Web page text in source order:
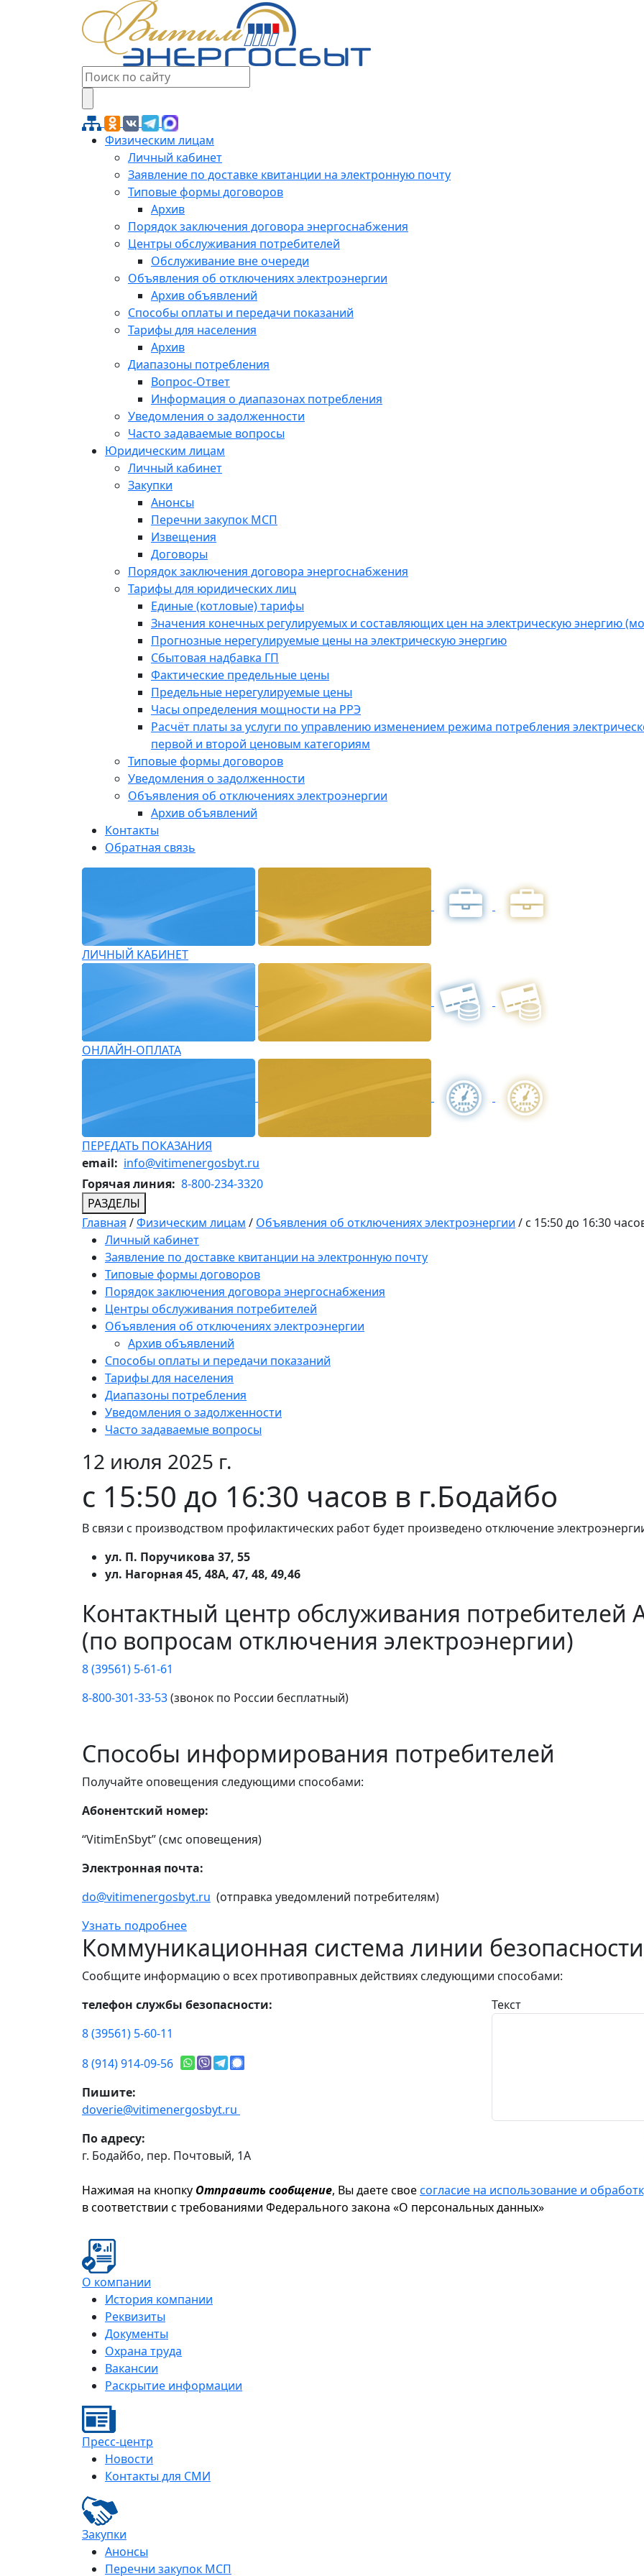
Физическим лицам
Личный кабинет
Заявление по доставке квитанции на электронную почту
Типовые формы договоров
Архив
Порядок заключения договора энергоснабжения
Центры обслуживания потребителей
Обслуживание вне очереди
Объявления об отключениях электроэнергии
Архив объявлений
Способы оплаты и передачи показаний
Тарифы для населения
Архив
Диапазоны потребления
Вопрос-Ответ
Информация о диапазонах потребления
Уведомления о задолженности
Часто задаваемые вопросы
Юридическим лицам
Личный кабинет
Закупки
Анонсы
Перечни закупок МСП
Извещения
Договоры
Порядок заключения договора энергоснабжения
Тарифы для юридических лиц
Единые (котловые) тарифы
Значения конечных регулируемых и составляющих цен на электрическую энергию
Прогнозные нерегулируемые цены на электрическую энергию
Сбытовая надбавка ГП
Фактические предельные цены
Предельные нерегулируемые цены
Часы определения мощности на РРЭ
Расчёт платы за услуги по управлению изменением режима потребления
первой и второй ценовым категориям
Типовые формы договоров
Уведомления о задолженности
Объявления об отключениях электроэнергии
Архив объявлений
Контакты
Обратная связь
ЛИЧНЫЙ КАБИНЕТ
ОНЛАЙН-ОПЛАТА
ПЕРЕДАТЬ ПОКАЗАНИЯ
email: info@vitimenergosbyt.ru
Горячая линия: 8-800-234-3320
РАЗДЕЛЫ
Главная /Физическим лицам / Объявления об отключениях электроэнергии / с 15:50 до 16:30
Личный кабинет
Заявление по доставке квитанции на электронную почту
Типовые формы договоров
Порядок заключения договора энергоснабжения
Центры обслуживания потребителей
Объявления об отключениях электроэнергии
Архив объявлений
Способы оплаты и передачи показаний
Тарифы для населения
Диапазоны потребления
Уведомления о задолженности
Часто задаваемые вопросы
12 июля 2025 г.
с 15:50 до 16:30 часов в г.Бодайбо
В связи с производством профилактических работ будет произведено отключение
ул. П. Поручикова 37, 55
ул. Нагорная 45, 48А, 47, 48, 49,46
Контактный центр обслуживания потребителей
(по вопросам отключения электроэнергии)
8 (39561) 5-61-61
8-800-301-33-53(звонок по России бесплатный)
Способы информирования потребителей
Получайте оповещения следующими способами:
Абонентский номер:
“VitimEnSbyt” (смс оповещения)
Электронная почта:
do@vitimenergosbyt.ru (отправка уведомлений потребителям)
Узнать подробнее
Коммуникационная система линии безопасности
Сообщите информацию о всех противоправных действиях следующими способами:
телефон службы безопасности:
8 (39561) 5-60-11
8 (914) 914-09-56
Пишите:
doverie@vitimenergosbyt.ru
По адресу:
г. Бодайбо, пер. Почтовый, 1А
Текст
Нажимая на кнопку Отправить сообщение, Вы даете своесогласие на использование и
в соответствии с требованиями Федерального закона «О персональных данных»
О компании
История компании
Реквизиты
Документы
Охрана труда
Вакансии
Раскрытие информации
Пресс-центр
Новости
Контакты для СМИ
Закупки
Анонсы
Перечни закупок МСП